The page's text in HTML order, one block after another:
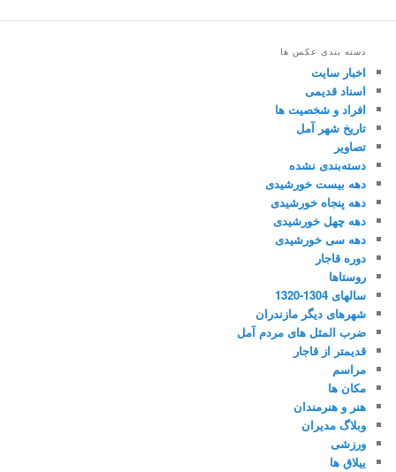
دسته بندی عکس ها
اخبار سایت
اسناد قدیمی
افراد و شخصیت ها
تاریخ شهر آمل
تصاویر
دسته‌بندی نشده
دهه بیست خورشیدی
دهه پنجاه خورشیدی
دهه چهل خورشیدی
دهه سی خورشیدی
دوره قاجار
روستاها
سالهای 1304-1320
شهرهای دیگر مازندران
ضرب المثل های مردم آمل
قدیمتر از قاجار
مراسم
مکان ها
هنر و هنرمندان
وبلاگ مدیران
ورزشی
ییلاق ها